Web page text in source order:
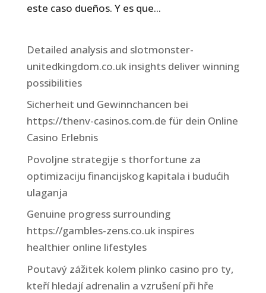
este caso dueños. Y es que...
Detailed analysis and slotmonster-
unitedkingdom.co.uk insights deliver winning
possibilities
Sicherheit und Gewinnchancen bei
https://thenv-casinos.com.de für dein Online
Casino Erlebnis
Povoljne strategije s thorfortune za
optimizaciju financijskog kapitala i budućih
ulaganja
Genuine progress surrounding
https://gambles-zens.co.uk inspires
healthier online lifestyles
Poutavý zážitek kolem plinko casino pro ty,
kteří hledají adrenalin a vzrušení při hře